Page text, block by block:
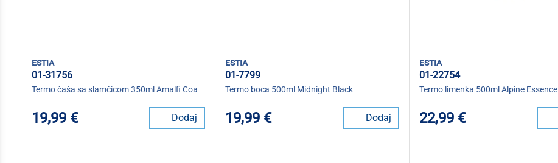
estia
01-31756
Termo čaša sa slamčicom 350ml Amalfi Coa
19,99 € Dodaj
estia
01-7799
Termo boca 500ml Midnight Black
19,99 € Dodaj
estia
01-22754
Termo limenka 500ml Alpine Essence
22,99 €